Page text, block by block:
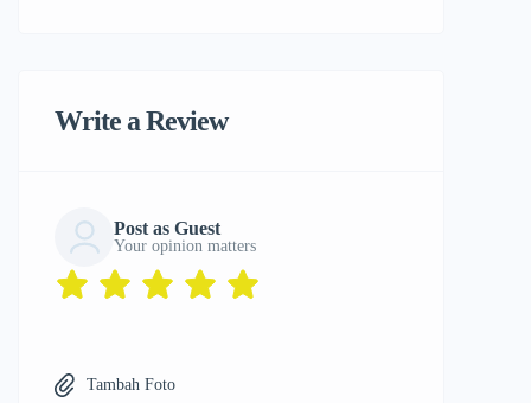
Write a Review
Post as Guest
Your opinion matters
Tambah Foto